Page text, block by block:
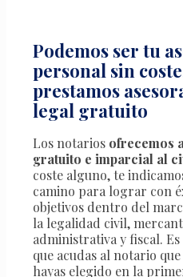
Podemos ser tu
personal sin
prestamos
legal gratuito
Los notarios ofrecemos
gratuito e imparcial al
coste alguno, te
camino para lograr con
objetivos dentro del
la legalidad civil,
administrativa y fiscal.
que acudas al notario
hayas elegido en la